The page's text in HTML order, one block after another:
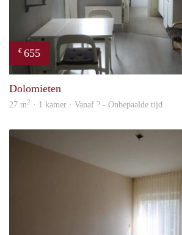
€ 655
Dolomieten
27 m2 · 1 kamer · Vanaf ? - Onbepaalde tijd